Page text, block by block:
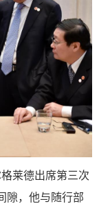
莱德出席第三次
隙，他与随行部